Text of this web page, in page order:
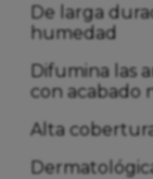
De larga
humedad
Difumina las
con acabado
Alta